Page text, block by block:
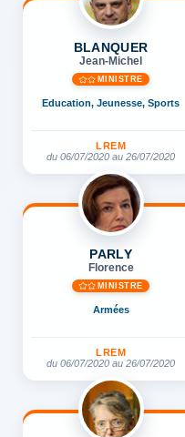
BLANQUER
Jean-Michel
MINISTRE
Education, Jeunesse, Sports
LREM
du 06/07/2020 au 26/07/2020
PARLY
Florence
MINISTRE
Armées
LREM
du 06/07/2020 au 26/07/2020